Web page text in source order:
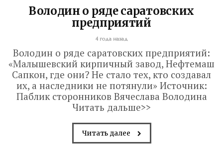
Володин о ряде саратовских
предприятий
4 года назад
Володин о ряде саратовских предприятий:
«Малышевский кирпичный завод, Нефтемаш
Сапкон, где они? Не стало тех, кто создавал
их, а наследники не потянули» Источник:
Паблик сторонников Вячеслава Володина
Читать дальше>>
Читать далее